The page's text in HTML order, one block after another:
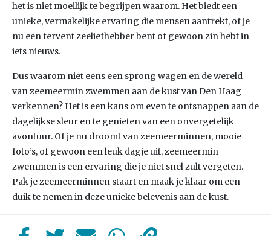
het is niet moeilijk te begrijpen waarom. Het biedt een
unieke, vermakelijke ervaring die mensen aantrekt, of je
nu een fervent zeeliefhebber bent of gewoon zin hebt in
iets nieuws.
Dus waarom niet eens een sprong wagen en de wereld
van zeemeermin zwemmen aan de kust van Den Haag
verkennen? Het is een kans om even te ontsnappen aan de
dagelijkse sleur en te genieten van een onvergetelijk
avontuur. Of je nu droomt van zeemeerminnen, mooie
foto’s, of gewoon een leuk dagje uit, zeemeermin
zwemmen is een ervaring die je niet snel zult vergeten.
Pak je zeemeerminnen staart en maak je klaar om een
duik te nemen in deze unieke belevenis aan de kust.